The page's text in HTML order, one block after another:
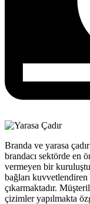
Branda ve yarasa
brandacı sektörde en
vermeyen bir
bağları
çıkarmaktadır.
çizimler yapılmakta